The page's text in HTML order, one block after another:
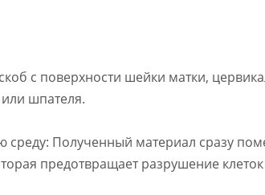
с поверхности шейки матки,
шпателя.
Полученный материал сразу
предотвращает разрушение клеток